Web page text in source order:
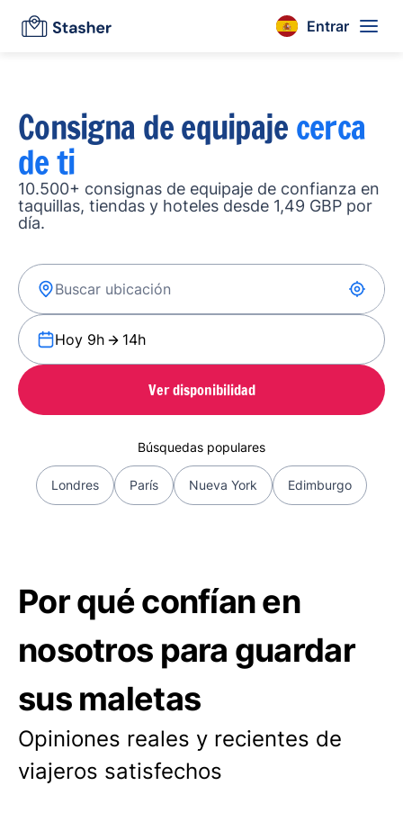
Entrar
Consigna de equipajecerca
de ti
10.500+ consignas de equipaje de confianza en
taquillas, tiendas y hoteles desde 1,49 GBP por
día.
Hoy 9h 14h
Ver disponibilidad
Búsquedas populares
Londres París Nueva York Edimburgo
Por qué confían en
nosotros para guardar
sus maletas
Opiniones reales y recientes de
viajeros satisfechos